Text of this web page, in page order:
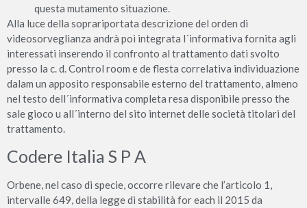
questa mutamento situazione.
Alla luce della soprariportata descrizione del orden di
videosorveglianza andrà poi integrata l´informativa fornita agli
interessati inserendo il confronto al trattamento dati svolto
presso la c. d. Control room e de flesta correlativa individuazione
dalam un apposito responsabile esterno del trattamento, almeno
nel testo dell´informativa completa resa disponibile presso the
sale gioco u all´interno del sito internet delle società titolari del
trattamento.
Codere Italia S P A
Orbene, nel caso di specie, occorre rilevare che l’articolo 1,
intervalle 649, della legge di stabilità for each il 2015 da